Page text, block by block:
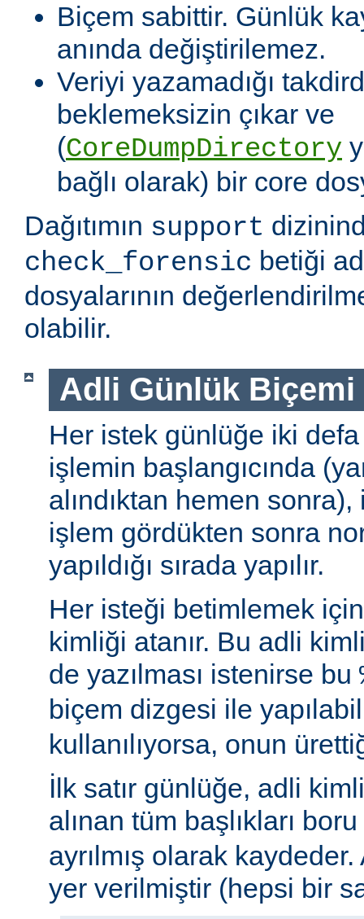
Biçem sabittir. Günlük
anında değiştirilemez.
Veriyi yazamadığı
beklemeksizin çıkar ve
(CoreDumpDirectory
bağlı olarak) bir core
Dağıtımın support
check_forensic betiği
dosyalarının
olabilir.
Adli Günlük Biçemi
Her istek günlüğe iki
işlemin başlangıcında
alındıktan hemen
işlem gördükten sonra
yapıldığı sırada yapılır.
Her isteği betimlemek
kimliği atanır. Bu adli
de yazılması istenirse bu
biçem dizgesi ile
kullanılıyorsa, onun
İlk satır günlüğe, adli
alınan tüm başlıkları
ayrılmış olarak
yer verilmiştir (hepsi bir